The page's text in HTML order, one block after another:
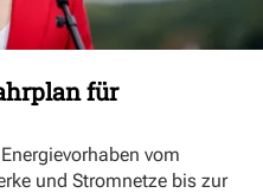
für
vom
und Stromnetze bis zur